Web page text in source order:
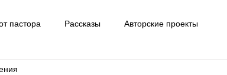
пастора Рассказы Авторские проекты